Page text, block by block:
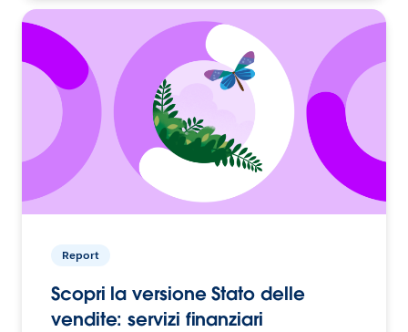
Report
Scopri la versione Stato delle
vendite: servizi finanziari